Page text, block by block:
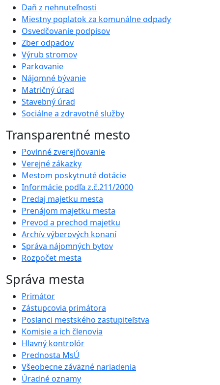
Daň z nehnuteľnosti
Miestny poplatok za komunálne odpady
Osvedčovanie podpisov
Zber odpadov
Výrub stromov
Parkovanie
Nájomné bývanie
Matričný úrad
Stavebný úrad
Sociálne a zdravotné služby
Transparentné mesto
Povinné zverejňovanie
Verejné zákazky
Mestom poskytnuté dotácie
Informácie podľa z.č.211/2000
Predaj majetku mesta
Prenájom majetku mesta
Prevod a prechod majetku
Archív výberových konaní
Správa nájomných bytov
Rozpočet mesta
Správa mesta
Primátor
Zástupcovia primátora
Poslanci mestského zastupiteľstva
Komisie a ich členovia
Hlavný kontrolór
Prednosta MsÚ
Všeobecne záväzné nariadenia
Úradné oznamy